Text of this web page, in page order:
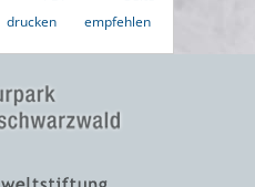
drucken
empfehlen